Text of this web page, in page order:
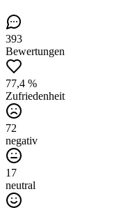
393
Bewertungen
77,4 %
Zufriedenheit
72
negativ
17
neutral